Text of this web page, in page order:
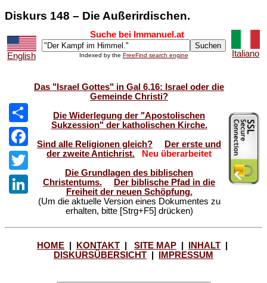
Diskurs 148 – Die Außerirdischen.
English
Suche bei Immanuel.at
Indexed by the FreeFind search engine Italiano
Share
Facebook
Twitter
LinkedIn
Das "Israel Gottes" in Gal 6,16: Israel oder die
Gemeinde Christi?
Die Widerlegung der "Apostolischen
Sukzession" der katholischen Kirche.
Sind alle Religionen gleich?
Der erste und
der zweite Antichrist.
Neu überarbeitet
Die Grundlagen des biblischen
Christentums.
Der biblische Pfad in die
Freiheit der neuen Schöpfung.
(Um die aktuelle Version eines Dokumentes zu
erhalten, bitte [Strg+F5] drücken)
HOME KONTAKT SITE MAP INHALT
DISKURSÜBERSICHT
IMPRESSUM